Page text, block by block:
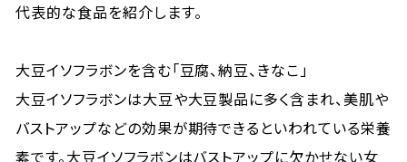
代表的な食品を紹介します。
大豆イソフラボンを含む「豆腐、納豆、きなこ」
大豆イソフラボンは大豆や大豆製品に多く含まれ、美肌や
バストアップなどの効果が期待できるといわれている栄養
素です。大豆イソフラボンはバストアップに欠かせない女